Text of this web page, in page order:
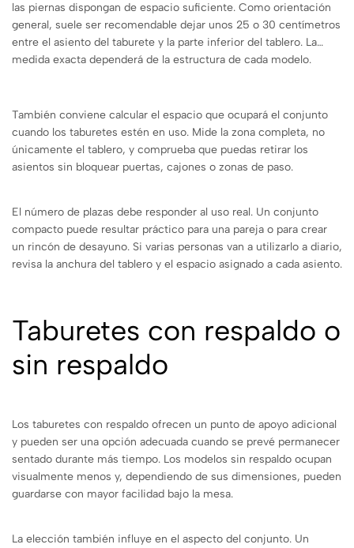
las piernas dispongan de espacio suficiente. Como orientación
general, suele ser recomendable dejar unos 25 o 30 centímetros
entre el asiento del taburete y la parte inferior del tablero. La
medida exacta dependerá de la estructura de cada modelo.
También conviene calcular el espacio que ocupará el conjunto
cuando los taburetes estén en uso. Mide la zona completa, no
únicamente el tablero, y comprueba que puedas retirar los
asientos sin bloquear puertas, cajones o zonas de paso.
El número de plazas debe responder al uso real. Un conjunto
compacto puede resultar práctico para una pareja o para crear
un rincón de desayuno. Si varias personas van a utilizarlo a diario,
revisa la anchura del tablero y el espacio asignado a cada asiento.
Taburetes con respaldo o
sin respaldo
Los taburetes con respaldo ofrecen un punto de apoyo adicional
y pueden ser una opción adecuada cuando se prevé permanecer
sentado durante más tiempo. Los modelos sin respaldo ocupan
visualmente menos y, dependiendo de sus dimensiones, pueden
guardarse con mayor facilidad bajo la mesa.
La elección también influye en el aspecto del conjunto. Un